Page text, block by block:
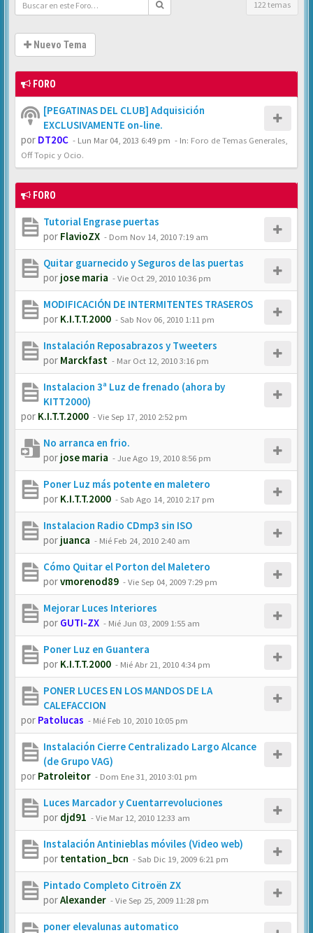
122 temas
Nuevo Tema
FORO
[PEGATINAS DEL CLUB] Adquisición
EXCLUSIVAMENTE on-line.
por DT20C - Lun Mar 04, 2013 6:49 pm - In: Foro de Temas Generales,
Off Topic y Ocio.
FORO
Tutorial Engrase puertas
por FlavioZX - Dom Nov 14, 2010 7:19 am
Quitar guarnecido y Seguros de las puertas
por jose maria -Vie Oct 29, 2010 10:36 pm
MODIFICACIÓN DE INTERMITENTES TRASEROS
por K.I.T.T.2000 -Sab Nov 06, 2010 1:11 pm
Instalación Reposabrazos y Tweeters
por Marckfast - Mar Oct 12, 2010 3:16 pm
Instalacion 3ª Luz de frenado (ahora by
KITT2000)
por K.I.T.T.2000 -Vie Sep 17, 2010 2:52 pm
No arranca en frio.
por jose maria -Jue Ago 19, 2010 8:56 pm
Poner Luz más potente en maletero
por K.I.T.T.2000 -Sab Ago 14, 2010 2:17 pm
Instalacion Radio CDmp3 sin ISO
por juanca - Mié Feb 24, 2010 2:40 am
Cómo Quitar el Porton del Maletero
porvmorenod89 -Vie Sep 04, 2009 7:29 pm
Mejorar Luces Interiores
por GUTI-ZX - Mié Jun 03, 2009 1:55 am
Poner Luz en Guantera
por K.I.T.T.2000 - Mié Abr 21, 2010 4:34 pm
PONER LUCES EN LOS MANDOS DE LA
CALEFACCION
por Patolucas - Mié Feb 10, 2010 10:05 pm
Instalación Cierre Centralizado Largo Alcance
(de Grupo VAG)
por Patroleitor - Dom Ene 31, 2010 3:01 pm
Luces Marcador y Cuentarrevoluciones
por djd91 -Vie Mar 12, 2010 12:33 am
Instalación Antinieblas móviles (Video web)
por tentation_bcn -Sab Dic 19, 2009 6:21 pm
Pintado Completo Citroën ZX
porAlexander -Vie Sep 25, 2009 11:28 pm
poner elevalunas automatico